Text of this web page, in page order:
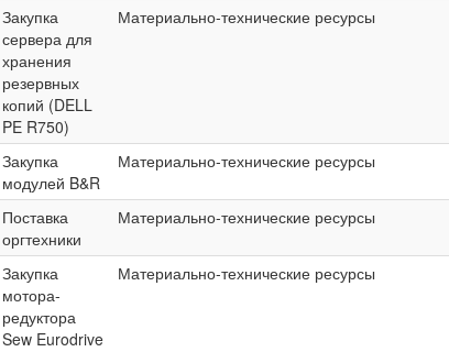
Закупка
сервера для
хранения
резервных
копий (DELL
PE R750)
Материально-технические ресурсы
Закупка
модулей B&R
Материально-технические ресурсы
Поставка
оргтехники
Материально-технические ресурсы
Закупка
мотора-
редуктора
Sew Eurodrive
Материально-технические ресурсы